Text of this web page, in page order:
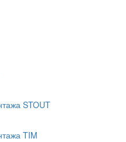
STOUT
TIM